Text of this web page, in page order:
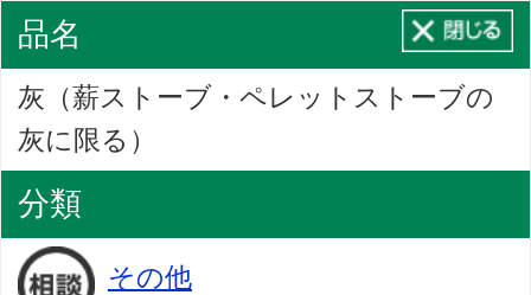
品名
灰（薪ストーブ・ペレットストーブの
灰に限る）
分類
その他